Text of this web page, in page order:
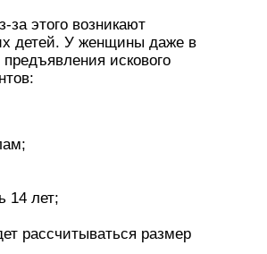
за этого возникают
детей. У женщины даже в
искового
14 лет;
рассчитываться размер